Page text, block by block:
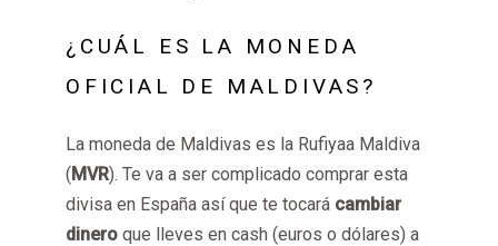
¿CUÁL ES LA MONEDA
OFICIAL DE MALDIVAS?
La moneda de Maldivas es la Rufiyaa Maldiva
(MVR). Te va a ser complicado comprar esta
divisa en España así que te tocará cambiar
dinero que lleves en cash (euros o dólares) a